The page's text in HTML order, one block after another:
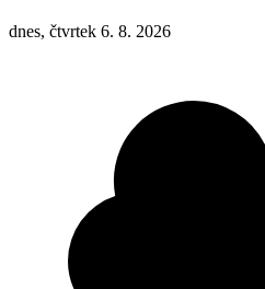
dnes, čtvrtek 6. 8. 2026